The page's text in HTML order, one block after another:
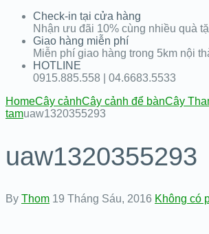
Check-in tại cửa hàng
Nhận ưu đãi 10% cùng nhiều quà
Giao hàng miễn phí
Miễn phí giao hàng trong 5km nội
HOTLINE
0915.885.558 | 04.6683.5533
HomeCây cảnhCây cảnh để bànCây
tamuaw1320355293
uaw1320355293
By Thom 19 Tháng Sáu, 2016 Không có